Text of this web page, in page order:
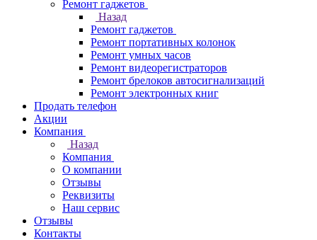
Ремонт гаджетов
Назад
Ремонт гаджетов
Ремонт портативных колонок
Ремонт умных часов
Ремонт видеорегистраторов
Ремонт брелоков автосигнализаций
Ремонт электронных книг
Продать телефон
Акции
Компания
Назад
Компания
О компании
Отзывы
Реквизиты
Наш сервис
Отзывы
Контакты